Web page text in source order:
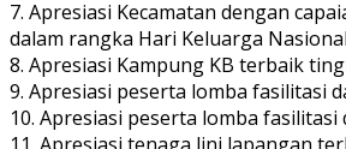
7. Apresiasi Kecamatan dengan
dalam rangka Hari Keluarga
8. Apresiasi Kampung KB terbaik
9. Apresiasi peserta lomba fasilitasi
10. Apresiasi peserta lomba